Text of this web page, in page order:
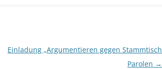
Einladung „Argumentieren gegen Stammtisch
Parolen →